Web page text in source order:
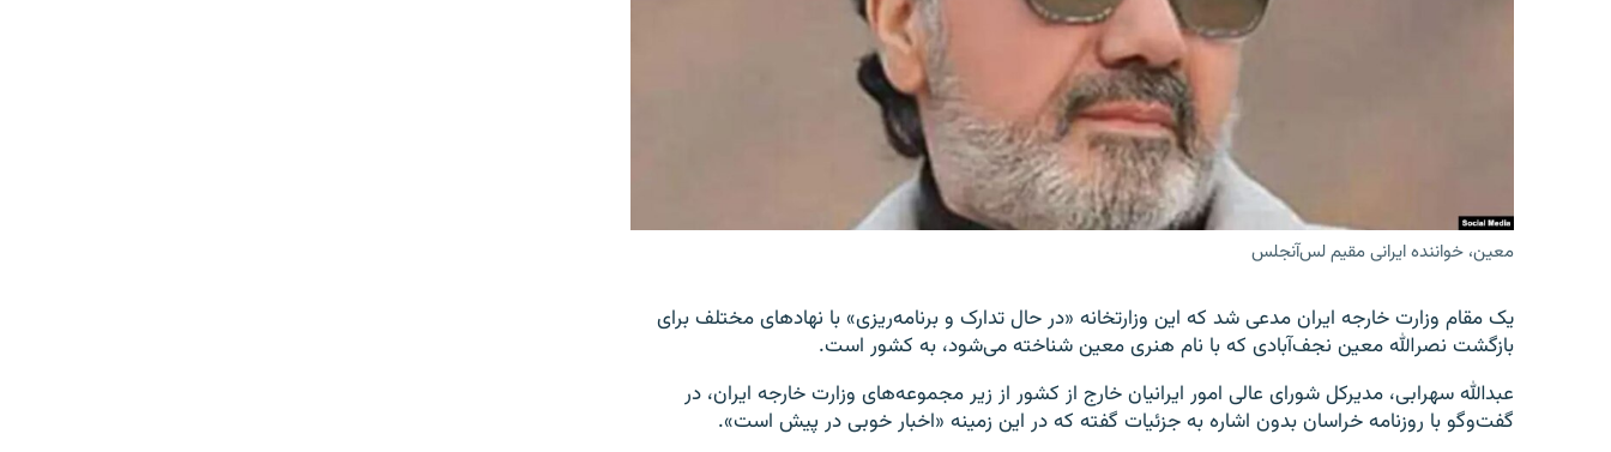
معین، خواننده ایرانی مقیم لس‌آنجلس
یک مقام وزارت خارجه ایران مدعی شد که این وزارتخانه «در حال تدارک و برنامه‌ریزی» با نهادهای مختلف برای
بازگشت نصرالله معین نجف‌آبادی که با نام هنری معین شناخته می‌شود، به کشور است.
عبدالله سهرابی، مدیرکل شورای عالی امور ایرانیان خارج از کشور از زیر مجموعه‌های وزارت خارجه ایران، در
گفت‌و‌گو با روزنامه خراسان بدون اشاره به جزئیات گفته که در این زمینه «اخبار خوبی در پیش است».